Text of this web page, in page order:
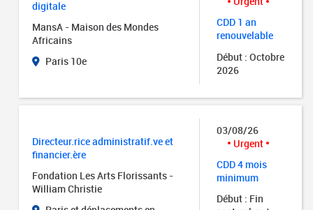
digitale
MansA - Maison des Mondes
Africains
Paris 10e
CDD 1 an
renouvelable
Début : Octobre
2026
Directeur.rice administratif.ve et
financier.ère
Fondation Les Arts Florissants -
William Christie
03/08/26
Urgent
CDD 4 mois
minimum
Début : Fin